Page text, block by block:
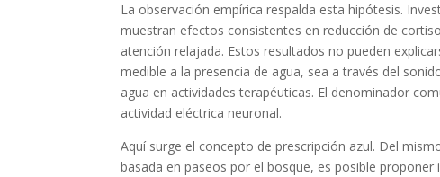
La observación empírica respalda esta hipótesis.
muestran efectos consistentes en reducción de
atención relajada. Estos resultados no pueden
medible a la presencia de agua, sea a través del
agua en actividades terapéuticas. El denominador
actividad eléctrica neuronal.
Aquí surge el concepto deprescripción azul. Del
basada en paseos por el bosque, es posible